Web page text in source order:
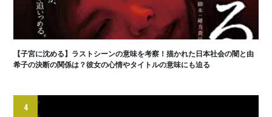
【子宮に沈める】ラストシーンの意味を考察！描かれた日本社会の闇と由
希子の決断の関係は？彼女の心情やタイトルの意味にも迫る
4